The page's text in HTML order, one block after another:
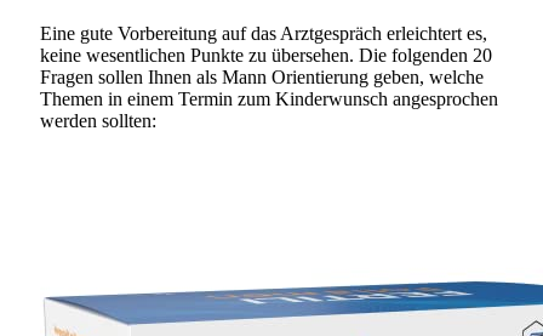
Eine gute Vorbereitung auf das Arztgespräch erleichtert es,
keine wesentlichen Punkte zu übersehen. Die folgenden 20
Fragen sollen Ihnen als Mann Orientierung geben, welche
Themen in einem Termin zum Kinderwunsch angesprochen
werden sollten: